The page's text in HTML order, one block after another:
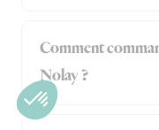
Comment
Nolay ?